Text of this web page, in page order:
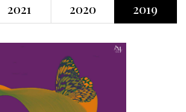
2021 2020 2019